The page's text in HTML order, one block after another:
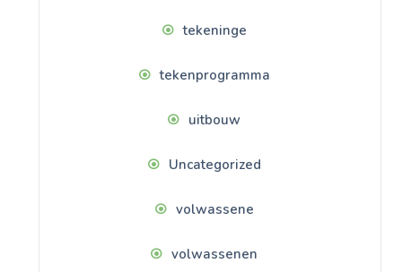
tekeninge
tekenprogramma
uitbouw
Uncategorized
volwassene
volwassenen